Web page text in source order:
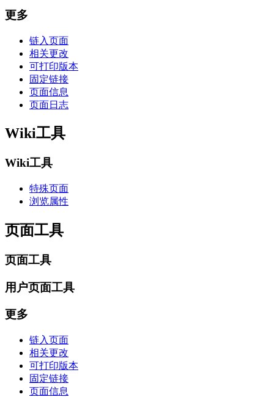
更多
链入页面
相关更改
可打印版本
固定链接
页面信息
页面日志
Wiki工具
Wiki工具
特殊页面
浏览属性
页面工具
页面工具
用户页面工具
更多
链入页面
相关更改
可打印版本
固定链接
页面信息